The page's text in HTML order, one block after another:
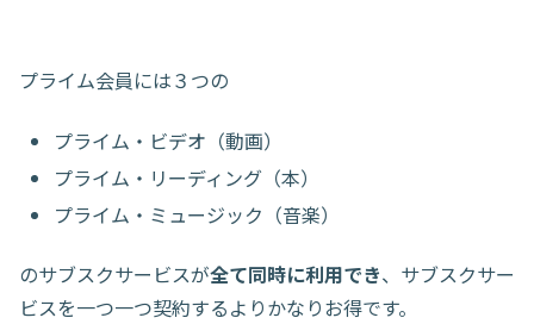
プライム会員には３つの
プライム・ビデオ（動画）
プライム・リーディング（本）
プライム・ミュージック（音楽）
のサブスクサービスが全て同時に利用でき、サブスクサー
ビスを一つ一つ契約するよりかなりお得です。